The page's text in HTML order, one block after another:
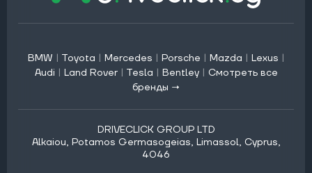
BMW | Toyota | Mercedes | Porsche | Mazda | Lexus |
Audi | Land Rover | Tesla | Bentley | Смотреть все
бренды →
DRIVECLICK GROUP LTD
Alkaiou, Potamos Germasogeias, Limassol, Cyprus,
4046